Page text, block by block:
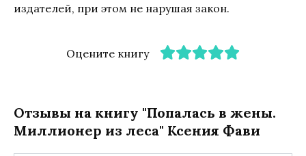
издателей, при этом не нарушая закон.
Оцените книгу
Отзывы на книгу "Попалась в жены.
Миллионер из леса" Ксения Фави